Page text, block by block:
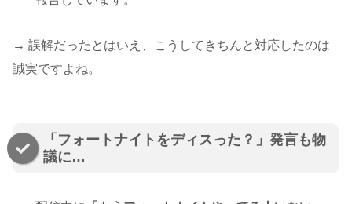
→ 誤解だったとはいえ、こうしてきちんと対応したのは
誠実ですよね。
「フォートナイトをディスった？」発言も物
議に…